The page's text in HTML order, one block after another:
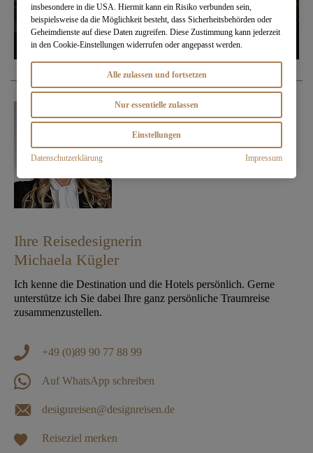
Ihre Reisedesignerin
Michaela Kügler
Ich kenne die Destination und die Hotels persönlich. Gerne
unterstütze ich Sie dabei Ihre ganz persönliche Traumreise
zusammenzustellen.
+49 (0)89 90 77 88 99
Auf WhatsApp schreiben
designreisen@designreisen.de
Reiseziel merken
insbesondere in die USA. Hiermit kann ein Risiko verbunden sein,
beispielsweise da die Möglichkeit besteht, dass Sicherheitsbehörden oder
Geheimdienste auf diese Daten zugreifen. Diese Zustimmung kann jederzeit
in den Cookie-Einstellungen widerrufen oder angepasst werden.
Alle zulassen und fortsetzen
Nur essentielle zulassen
Einstellungen
Datenschutzerklärung Impressum